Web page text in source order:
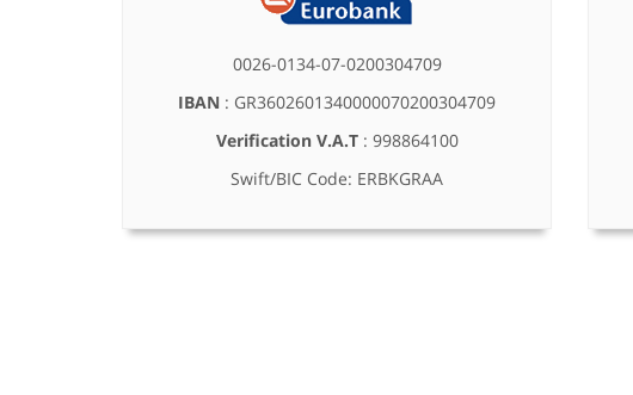
0026-0134-07-0200304709
IBAN : GR3602601340000070200304709
Verification V.A.T: 998864100
Swift/BIC Code: ERBKGRAA